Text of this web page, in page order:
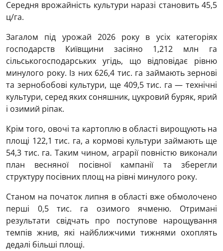
Середня врожайність культури наразі становить 45,5
ц/га.
Загалом під урожай 2026 року в усіх категоріях
господарств Київщини засіяно 1,212 млн га
сільськогосподарських угідь, що відповідає рівню
минулого року. Із них 626,4 тис. га займають зернові
та зернобобові культури, ще 409,5 тис. га — технічні
культури, серед яких соняшник, цукровий буряк, ярий
і озимий ріпак.
Крім того, овочі та картоплю в області вирощують на
площі 122,1 тис. га, а кормові культури займають ще
54,3 тис. га. Таким чином, аграрії повністю виконали
план весняної посівної кампанії та зберегли
структуру посівних площ на рівні минулого року.
Станом на початок липня в області вже обмолочено
перші 0,5 тис. га озимого ячменю. Отримані
результати свідчать про поступове нарощування
темпів жнив, які найближчими тижнями охоплять
дедалі більші площі.